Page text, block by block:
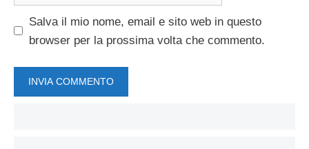
Salva il mio nome, email e sito web in questo
browser per la prossima volta che commento.